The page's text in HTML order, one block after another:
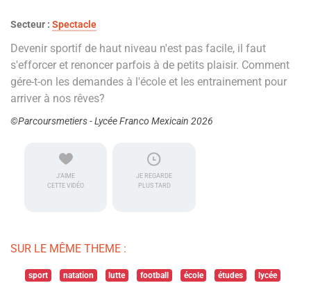
Secteur : Spectacle
Devenir sportif de haut niveau n'est pas facile, il faut
s'efforcer et renoncer parfois à de petits plaisir. Comment
gére-t-on les demandes à l'école et les entrainement pour
arriver à nos rêves?
©Parcoursmetiers - Lycée Franco Mexicain 2026
J'AIME
CETTE VIDÉO
JE REGARDE
PLUS TARD
SUR LE MÊME THEME :
sport natation lutte football école études
lycée